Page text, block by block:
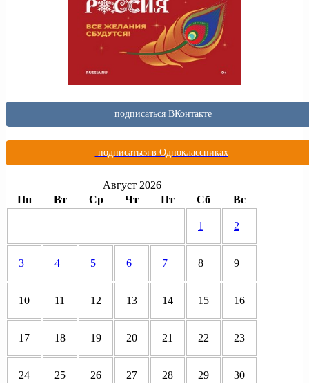
подписаться ВКонтакте
подписаться в Одноклассниках
Август 2026
Пн
Вт Ср Чт Пт Сб Вс
1 2
3 4 5 6 7 8 9
10 11 12 13 14 15 16
17 18 19 20 21 22 23
24 25 26 27 28 29 30